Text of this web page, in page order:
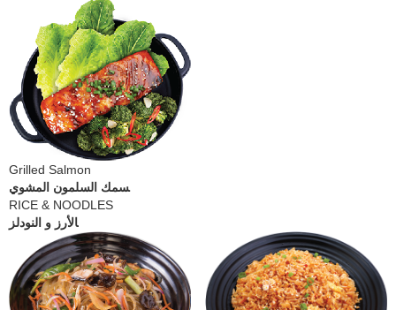
Grilled Salmon
سمك السلمون المشوي
RICE & NOODLES
الأرز و النودلز